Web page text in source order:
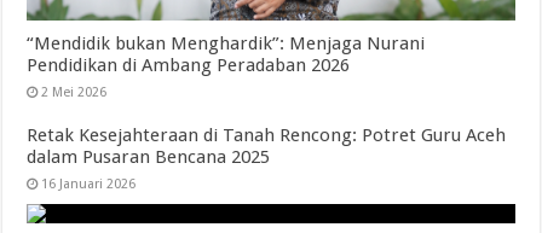
“Mendidik bukan Menghardik”: Menjaga Nurani
Pendidikan di Ambang Peradaban 2026
2 Mei 2026
Retak Kesejahteraan di Tanah Rencong: Potret Guru Aceh
dalam Pusaran Bencana 2025
16 Januari 2026